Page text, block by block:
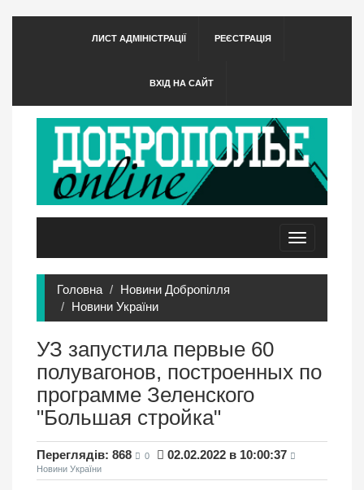
ЛИСТ АДМІНІСТРАЦІЇ РЕЄСТРАЦІЯ
ВХІД НА САЙТ
Toggle
navigation
Головна
Новини Добропілля
Новини України
УЗ запустила первые 60
полувагонов, построенных по
программе Зеленского
"Большая стройка"
Переглядів: 868 0 02.02.2022 в 10:00:37
Новини України